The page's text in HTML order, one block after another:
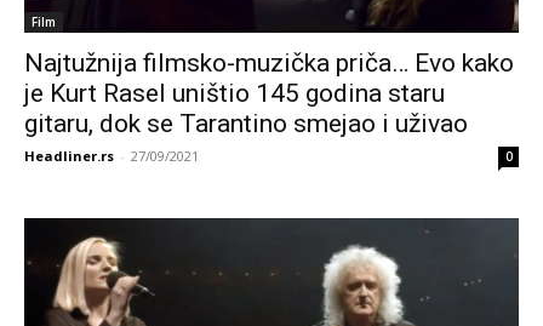
Film
Najtužnija filmsko-muzička priča… Evo kako
je Kurt Rasel uništio 145 godina staru
gitaru, dok se Tarantino smejao i uživao
Headliner.rs - 27/09/2021 0